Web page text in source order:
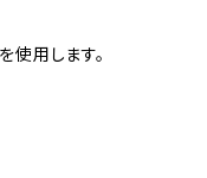
使用します。